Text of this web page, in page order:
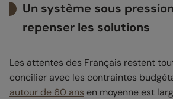
Un système sous
repenser les solutions
Les attentes des Français restent
concilier avec les contraintes
autour de 60 ans en moyenne est